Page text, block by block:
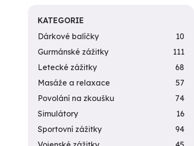
KATEGORIE
Dárkové balíčky
10
Gurmánské zážitky
111
Letecké zážitky
68
Masáže a relaxace
57
Povolání na zkoušku
74
Simulátory
16
Sportovní zážitky
94